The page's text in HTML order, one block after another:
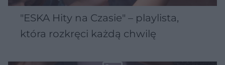
"ESKA Hity na Czasie" – playlista,
która rozkręci każdą chwilę